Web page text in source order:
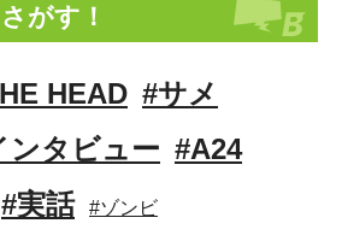
がす！
HEAD #サメ
ンタビュー #A24
#実話 #ゾンビ